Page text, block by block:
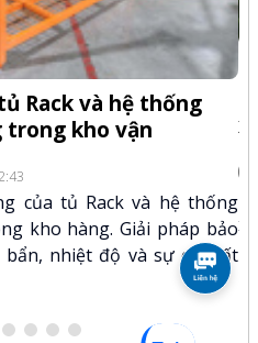
khả năng xuyên tường
độ nét 1080P mượt mà
16GB mỗi ngày
bật, lưu cả ngày (24h) thì
người dùng 16GB dữ liệu
sử dụng nhiều phương pháp
có độ trung thực cao, đàm
Rack và hệ thống
trong kho vận
của tủ Rack và hệ thống
kho hàng. Giải pháp bảo
nhiệt độ và sự cố mất